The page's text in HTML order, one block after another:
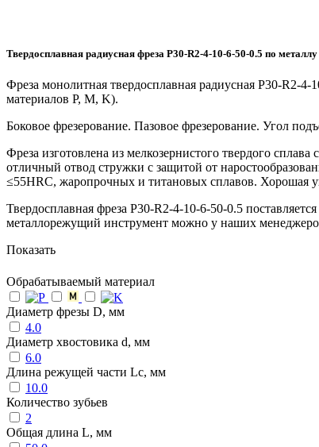
Твердосплавная радиусная фреза P30-R2-4-10-6-50-0.5 по металлу
Фреза монолитная твердосплавная радиусная P30-R2-
материалов P, M, K).
Боковое фрезерование. Пазовое фрезерование. Угол
Фреза изготовлена из мелкозернистого твердого
отличный отвод стружки с защитой от
≤55HRC, жаропрочных и титановых сплавов. Хорошая
Твердосплавная фреза P30-R2-4-10-6-50-0.5
металлорежущий инструмент можно у наших
Показать
Обрабатываемый материал
Диаметр фрезы D, мм
4.0
Диаметр хвостовика d, мм
6.0
Длина режущей части Lc, мм
10.0
Количество зубьев
2
Общая длина L, мм